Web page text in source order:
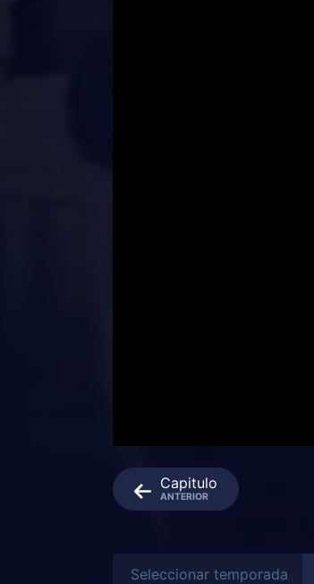
Capitulo
ANTERIOR
Seleccionar temporada